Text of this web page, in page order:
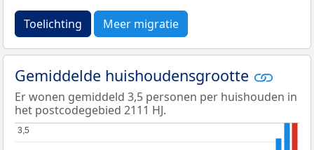
Toelichting Meer migratie
Gemiddelde huishoudensgrootte
Er wonen gemiddeld 3,5 personen per huishouden in
het postcodegebied 2111 HJ.
3,5
3,5